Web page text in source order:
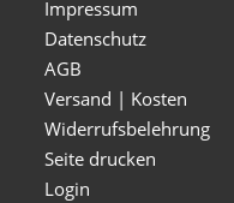
Impressum
Datenschutz
AGB
Versand | Kosten
Widerrufsbelehrung
Seite drucken
Login